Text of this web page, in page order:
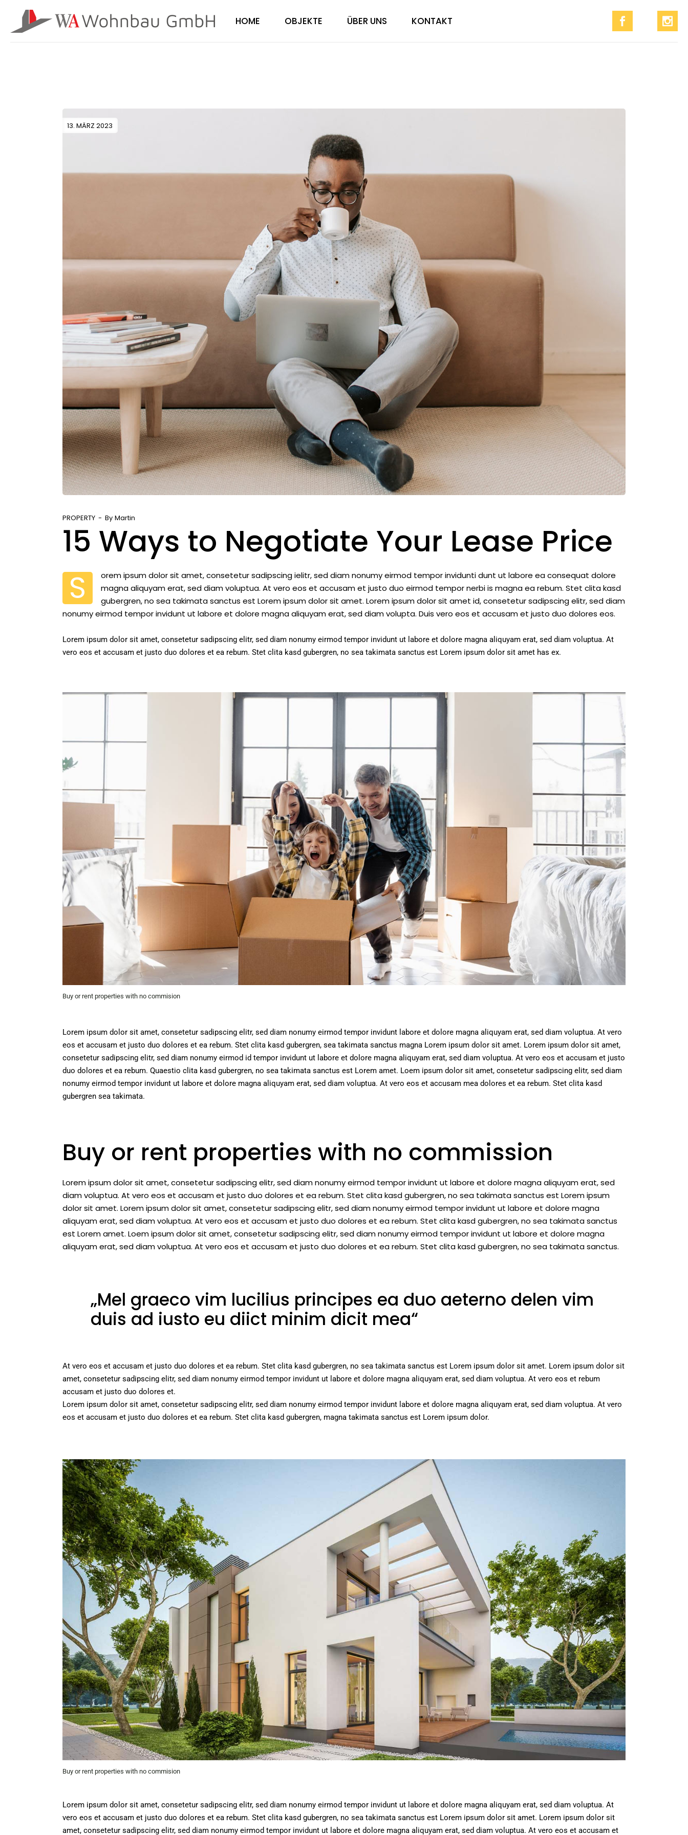
HOME OBJEKTE ÜBER UNS KONTAKT
13. MÄRZ 2023
PROPERTY By Martin
15 Ways to Negotiate Your Lease Price
S
orem ipsum dolor sit amet, consetetur sadipscing ielitr, sed diam nonumy eirmod tempor invidunti dunt ut labore ea consequat dolore
magna aliquyam erat, sed diam voluptua. At vero eos et accusam et justo duo eirmod tempor nerbi is magna ea rebum. Stet clita kasd
gubergren, no sea takimata sanctus est Lorem ipsum dolor sit amet. Lorem ipsum dolor sit amet id, consetetur sadipscing elitr, sed diam
nonumy eirmod tempor invidunt ut labore et dolore magna aliquyam erat, sed diam volupta. Duis vero eos et accusam et justo duo dolores eos.
Lorem ipsum dolor sit amet, consetetur sadipscing elitr, sed diam nonumy eirmod tempor invidunt ut labore et dolore magna aliquyam erat, sed diam voluptua. At
vero eos et accusam et justo duo dolores et ea rebum. Stet clita kasd gubergren, no sea takimata sanctus est Lorem ipsum dolor sit amet has ex.
Buy or rent properties with no commision
Lorem ipsum dolor sit amet, consetetur sadipscing elitr, sed diam nonumy eirmod tempor invidunt labore et dolore magna aliquyam erat, sed diam voluptua. At vero
eos et accusam et justo duo dolores et ea rebum. Stet clita kasd gubergren, sea takimata sanctus magna Lorem ipsum dolor sit amet. Lorem ipsum dolor sit amet,
consetetur sadipscing elitr, sed diam nonumy eirmod id tempor invidunt ut labore et dolore magna aliquyam erat, sed diam voluptua. At vero eos et accusam et justo
duo dolores et ea rebum. Quaestio clita kasd gubergren, no sea takimata sanctus est Lorem amet. Loem ipsum dolor sit amet, consetetur sadipscing elitr, sed diam
nonumy eirmod tempor invidunt ut labore et dolore magna aliquyam erat, sed diam voluptua. At vero eos et accusam mea dolores et ea rebum. Stet clita kasd
gubergren sea takimata.
Buy or rent properties with no commission
Lorem ipsum dolor sit amet, consetetur sadipscing elitr, sed diam nonumy eirmod tempor invidunt ut labore et dolore magna aliquyam erat, sed
diam voluptua. At vero eos et accusam et justo duo dolores et ea rebum. Stet clita kasd gubergren, no sea takimata sanctus est Lorem ipsum
dolor sit amet. Lorem ipsum dolor sit amet, consetetur sadipscing elitr, sed diam nonumy eirmod tempor invidunt ut labore et dolore magna
aliquyam erat, sed diam voluptua. At vero eos et accusam et justo duo dolores et ea rebum. Stet clita kasd gubergren, no sea takimata sanctus
est Lorem amet. Loem ipsum dolor sit amet, consetetur sadipscing elitr, sed diam nonumy eirmod tempor invidunt ut labore et dolore magna
aliquyam erat, sed diam voluptua. At vero eos et accusam et justo duo dolores et ea rebum. Stet clita kasd gubergren, no sea takimata sanctus.
„Mel graeco vim lucilius principes ea duo aeterno delen vim
duis ad iusto eu diict minim dicit mea“
At vero eos et accusam et justo duo dolores et ea rebum. Stet clita kasd gubergren, no sea takimata sanctus est Lorem ipsum dolor sit amet. Lorem ipsum dolor sit
amet, consetetur sadipscing elitr, sed diam nonumy eirmod tempor invidunt ut labore et dolore magna aliquyam erat, sed diam voluptua. At vero eos et rebum
accusam et justo duo dolores et.
Lorem ipsum dolor sit amet, consetetur sadipscing elitr, sed diam nonumy eirmod tempor invidunt labore et dolore magna aliquyam erat, sed diam voluptua. At vero
eos et accusam et justo duo dolores et ea rebum. Stet clita kasd gubergren, magna takimata sanctus est Lorem ipsum dolor.
Buy or rent properties with no commision
Lorem ipsum dolor sit amet, consetetur sadipscing elitr, sed diam nonumy eirmod tempor invidunt ut labore et dolore magna aliquyam erat, sed diam voluptua. At
vero eos et accusam et justo duo dolores et ea rebum. Stet clita kasd gubergren, no sea takimata sanctus est Lorem ipsum dolor sit amet. Lorem ipsum dolor sit
amet, consetetur sadipscing elitr, sed diam nonumy eirmod tempor invidunt ut labore et dolore magna aliquyam erat, sed diam voluptua. At vero eos et accusam et